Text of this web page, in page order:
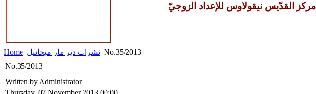
مركز القدّيس نيقولاوس للإعداد الزوجيّ
Home نشرات دير مار ميخائيل No.35/2013
No.35/2013
Written by Administrator
Thursday, 07 November 2013 00:00